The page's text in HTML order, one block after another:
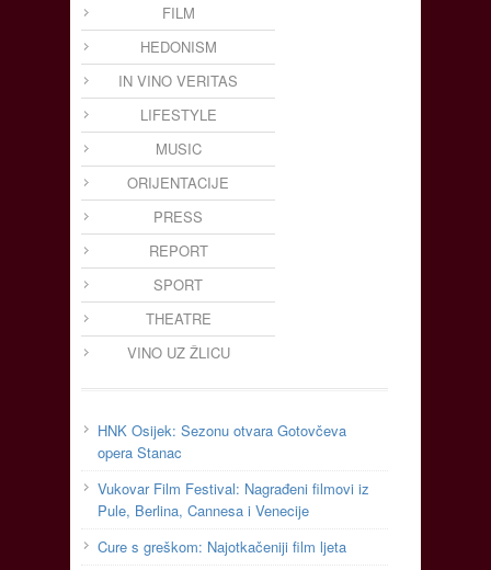
FILM
HEDONISM
IN VINO VERITAS
LIFESTYLE
MUSIC
ORIJENTACIJE
PRESS
REPORT
SPORT
THEATRE
VINO UZ ŽLICU
HNK Osijek: Sezonu otvara Gotovčeva
opera Stanac
Vukovar Film Festival: Nagrađeni filmovi iz
Pule, Berlina, Cannesa i Venecije
Cure s greškom: Najotkačeniji film ljeta